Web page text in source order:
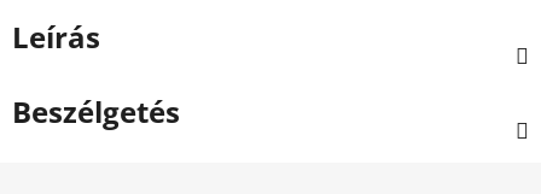
Leírás
Beszélgetés